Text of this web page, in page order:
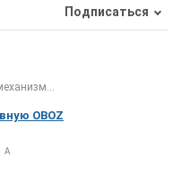
Подписаться
OBOZ